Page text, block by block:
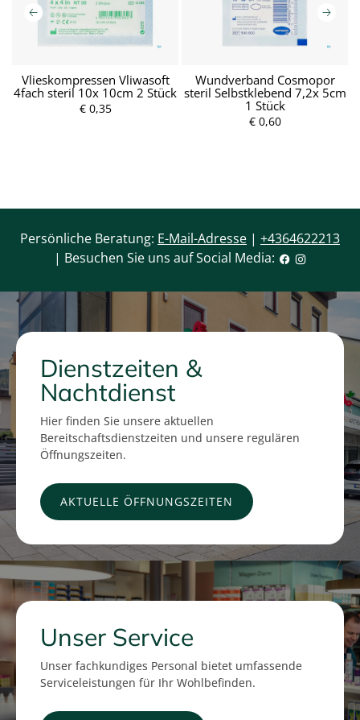
Vlieskompressen Vliwasoft
4fach steril 10x 10cm 2 Stück
€ 0,35
Wundverband Cosmopor
steril Selbstklebend 7,2x 5cm
1 Stück
€ 0,60
P
r
Persönliche Beratung: E-Mail-Adresse | +4364622213
| Besuchen Sie uns auf Social Media:
Dienstzeiten &
Nachtdienst
Hier finden Sie unsere aktuellen
Bereitschaftsdienstzeiten und unsere regulären
Öffnungszeiten.
AKTUELLE ÖFFNUNGSZEITEN
Unser Service
Unser fachkundiges Personal bietet umfassende
Serviceleistungen für Ihr Wohlbefinden.